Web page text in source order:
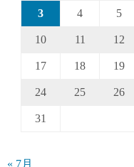
3 4 5
10 11 12
17 18 19
24 25 26
31
« 7月